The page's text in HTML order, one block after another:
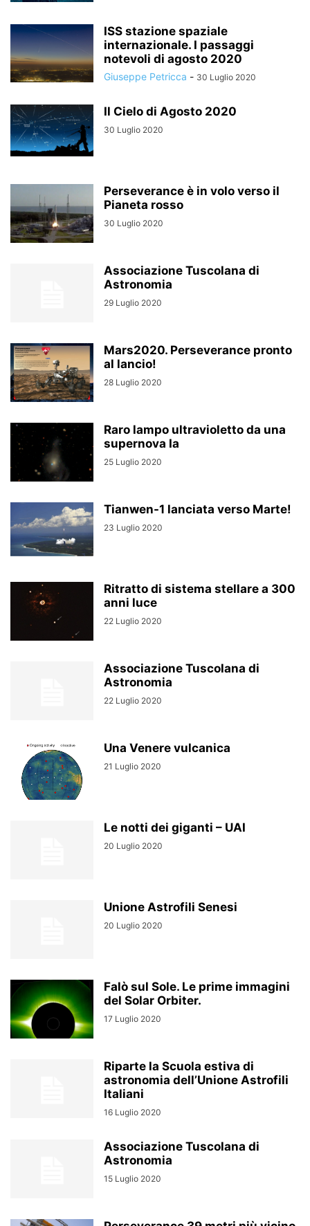
ISS stazione spaziale
internazionale. I passaggi
notevoli di agosto 2020
Giuseppe Petricca - 30 Luglio 2020
Il Cielo di Agosto 2020
30 Luglio 2020
Perseverance è in volo verso il
Pianeta rosso
30 Luglio 2020
Associazione Tuscolana di
Astronomia
29 Luglio 2020
Mars2020. Perseverance pronto
al lancio!
28 Luglio 2020
Raro lampo ultravioletto da una
supernova Ia
25 Luglio 2020
Tianwen-1 lanciata verso Marte!
23 Luglio 2020
Ritratto di sistema stellare a 300
anni luce
22 Luglio 2020
Associazione Tuscolana di
Astronomia
22 Luglio 2020
Una Venere vulcanica
21 Luglio 2020
Le notti dei giganti – UAI
20 Luglio 2020
Unione Astrofili Senesi
20 Luglio 2020
Falò sul Sole. Le prime immagini
del Solar Orbiter.
17 Luglio 2020
Riparte la Scuola estiva di
astronomia dell’Unione Astrofili
Italiani
16 Luglio 2020
Associazione Tuscolana di
Astronomia
15 Luglio 2020